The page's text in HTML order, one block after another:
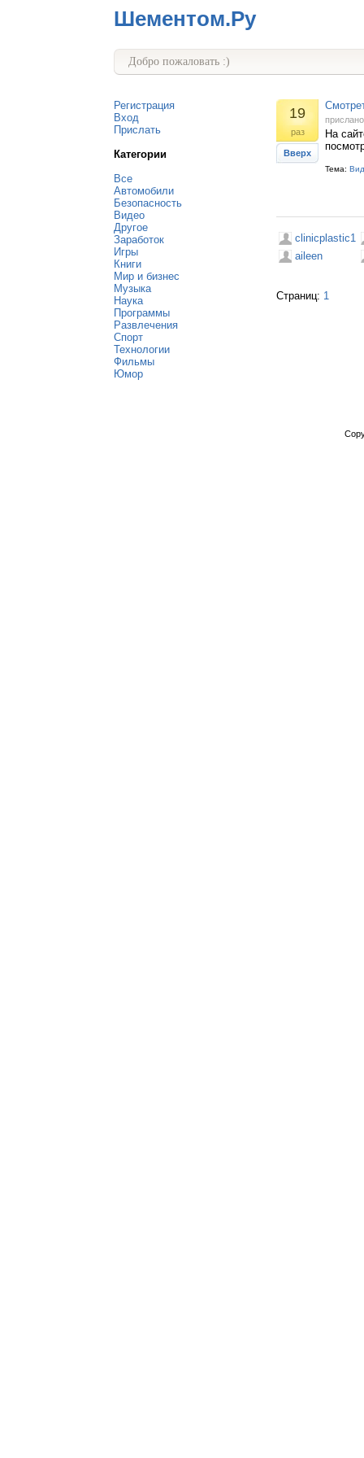
Шементом.Ру
Добро пожаловать :)
Регистрация
Вход
Прислать
Категории
Все
Автомобили
Безопасность
Видео
Другое
Заработок
Игры
Книги
Мир и бизнес
Музыка
Наука
Программы
Развлечения
Спорт
Технологии
Фильмы
Юмор
19
раз
Вверх
На
Тема:
clinicplastic1
aileen
Страниц: 1